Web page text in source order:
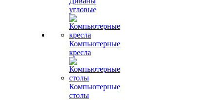
угловые
Компьютерные
кресла
Компьютерные
столы